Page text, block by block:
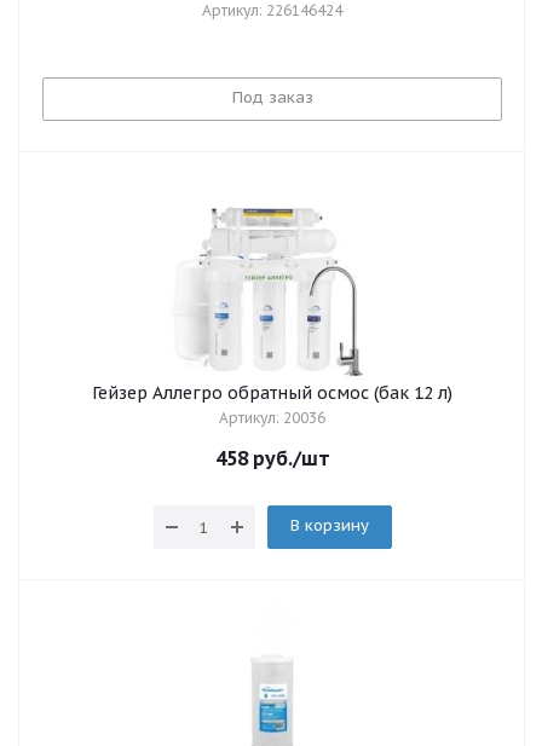
Артикул: 226146424
Под заказ
Гейзер Аллегро обратный осмос (бак 12 л)
Артикул: 20036
458руб./шт
В корзину